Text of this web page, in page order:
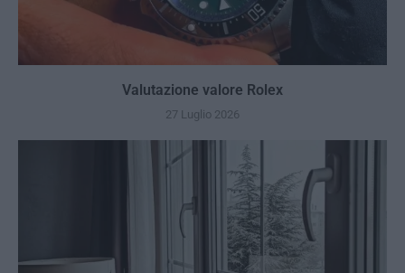
Valutazione valore Rolex
27 Luglio 2026